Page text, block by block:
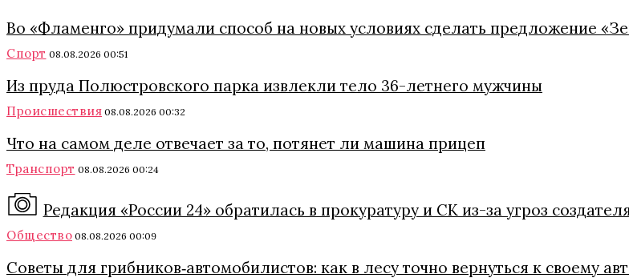
Во «Фламенго» придумали способ на новых условиях сделать предложение
Спорт 08.08.2026 00:51
Из пруда Полюстровского парка извлекли тело 36-летнего мужчины
Происшествия 08.08.2026 00:32
Что на самом деле отвечает за то, потянет ли машина прицеп
Транспорт 08.08.2026 00:24
Редакция «России 24» обратилась в прокуратуру и СК из-за угроз
Общество 08.08.2026 00:09
Советы для грибников‑автомобилистов: как в лесу точно вернуться к своему